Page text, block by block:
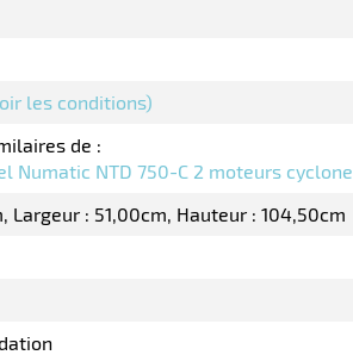
les conditions)
de :
Numatic NTD 750-C 2 moteurs cyclone
Largeur : 51,00cm Hauteur : 104,50cm